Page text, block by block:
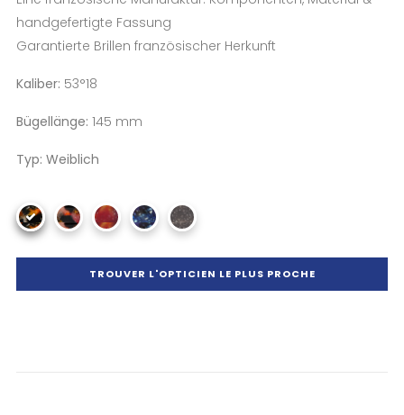
handgefertigte Fassung
Garantierte Brillen französischer Herkunft
Kaliber: 53°18
Bügellänge: 145 mm
Typ: Weiblich
TROUVER L'OPTICIEN LE PLUS PROCHE